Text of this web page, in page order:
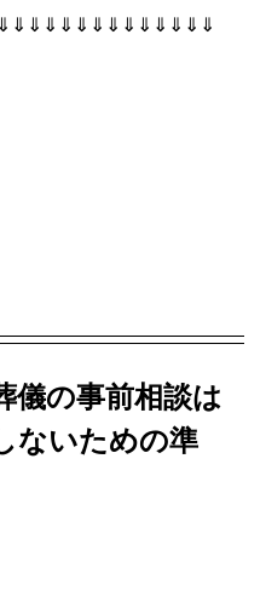
儀の事前相談は
ないための準